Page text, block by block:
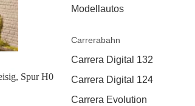
Modellautos
Carrerabahn
Carrera Digital 132
Carrera Digital 124
Carrera Evolution
Spur H0